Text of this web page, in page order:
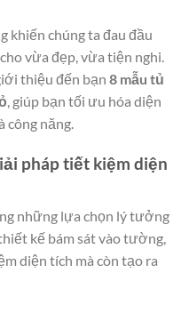
khiến chúng ta đau đầu
vừa đẹp, vừa tiện nghi.
thiệu đến bạn 8 mẫu tủ
, giúp bạn tối ưu hóa diện
công năng.
pháp tiết kiệm diện
những lựa chọn lý tưởng
kế bám sát vào tường,
diện tích mà còn tạo ra